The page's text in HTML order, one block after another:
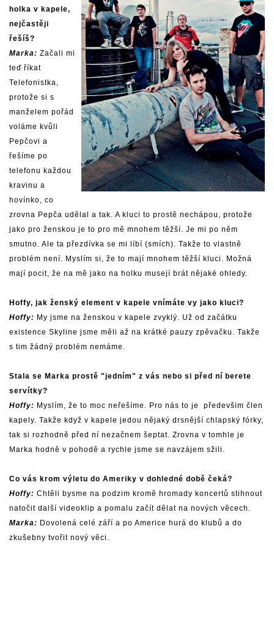
holka v kapele,
nejčastěji
řešíš?
Marka: Začali mi
teď říkat
Telefonistka,
protože si s
manželem pořád
voláme kvůli
Pepčovi a
řešíme po
telefonu každou
kravinu a
hovínko, co
zrovna Pepča udělal a tak. A kluci to prostě nechápou, protože
jako pro ženskou je to pro mě mnohem těžší. Je mi po něm
smutno. Ale ta přezdívka se mi líbí (smích). Takže to vlastně
problém není. Myslím si, že to mají mnohem těžší kluci. Možná
mají pocit, že na mě jako na holku musejí brát nějaké ohledy.
Hoffy, jak ženský element v kapele vnímáte vy jako kluci?
Hoffy: My jsme na ženskou v kapele zvyklý. Už od začátku
existence Skyline jsme měli až na krátké pauzy zpěvačku. Takže
s tim žádný problém nemáme.
Stala se Marka prostě "jedním" z vás nebo si před ní berete
servítky?
Hoffy: Myslím, že to moc neřešíme. Pro nás to je předevšim člen
kapely. Takže když v kapele jedou nějaký drsnější chlapský fórky,
tak si rozhodně před ní nezačnem šeptat. Zrovna v tomhle je
Marka hodně v pohodě a rychle jsme se navzájem sžili.
Co vás krom výletu do Ameriky v dohledné době čeká?
Hoffy: Chtěli bysme na podzim kromě hromady koncertů stihnout
natočit další videoklip a pomalu začít dělat na nových věcech.
Marka: Dovolená celé září a po Americe hurá do klubů a do
zkušebny tvořit nový věci.